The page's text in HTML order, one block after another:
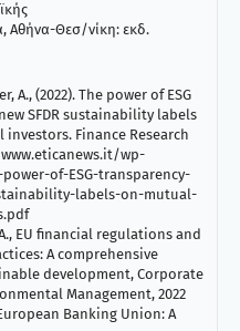
Αθήνα-Θεσ/νίκη: εκδ.
A., (2022). The power of ESG
SFDR sustainability labels
Finance Research
wp-
of-ESG-transparency-
labels-on-mutual-
EU financial regulations and
A comprehensive
development, Corporate
Management, 2022
Banking Union: A